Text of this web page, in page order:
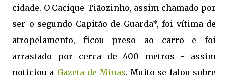
cidade. O Cacique Tiãozinho, assim chamado por
ser o segundo Capitão de Guarda*, foi vítima de
atropelamento, ficou preso ao carro e foi
arrastado por cerca de 400 metros - assim
noticiou a Gazeta de Minas. Muito se falou sobre